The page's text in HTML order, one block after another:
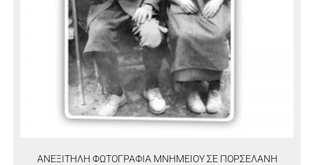
ΑΝΕΞΙΤΗΛΗ ΦΩΤΟΓΡΑΦΙΑ ΜΝΗΜΕΙΟΥ ΣΕ ΠΟΡΣΕΛΑΝΗ